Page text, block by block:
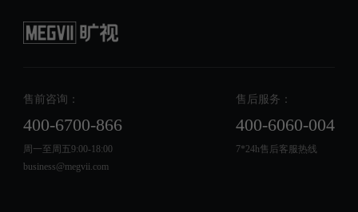
售前咨询：
400-6700-866
周一至周五9:00-18:00
business@megvii.com
售后服务：
400-6060-004
7*24h售后客服热线